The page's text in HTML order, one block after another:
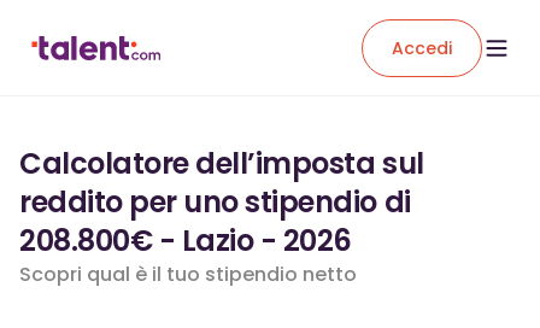
Accedi
Calcolatore dell’imposta sul
reddito per uno stipendio di
208.800€ - Lazio - 2026
Scopri qual è il tuo stipendio netto